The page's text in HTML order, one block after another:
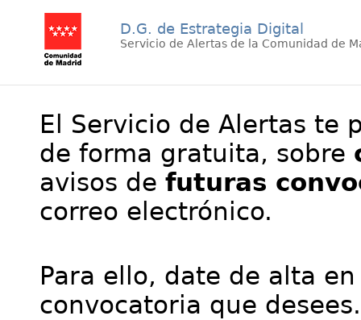
D.G. de Estrategia Digital
Servicio de Alertas de la Comunidad de
El Servicio de Alertas te
de forma gratuita, sobre
avisos de futuras
correo electrónico.
Para ello, date de alta
convocatoria que desees.